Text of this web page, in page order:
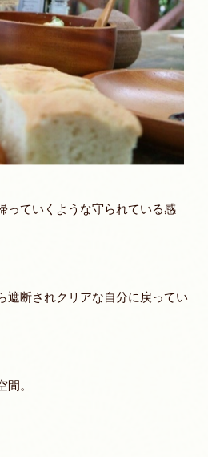
っていくような守られている感
遮断されクリアな自分に戻ってい
。